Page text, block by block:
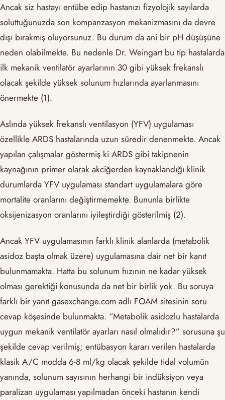
Ancak siz hastayı entübe edip hastanızı fizyolojik sayılarda
soluttuğunuzda son kompanzasyon mekanizmasını da devre
dışı bırakmış oluyorsunuz. Bu durum da ani bir pH düşüşüne
neden olabilmekte. Bu nedenle Dr. Weingart bu tip hastalarda
ilk mekanik ventilatör ayarlarının 30 gibi yüksek frekanslı
olacak şekilde yüksek solunum hızlarında ayarlanmasını
önermekte (1).
Aslında yüksek frekanslı ventilasyon (YFV) uygulaması
özellikle ARDS hastalarında uzun süredir denenmekte. Ancak
yapılan çalışmalar göstermiş ki ARDS gibi takipnenin
kaynağının primer olarak akciğerden kaynaklandığı klinik
durumlarda YFV uygulaması standart uygulamalara göre
mortalite oranlarını değiştirmemekte. Bununla birlikte
oksijenizasyon oranlarını iyileştirdiği gösterilmiş (2).
Ancak YFV uygulamasının farklı klinik alanlarda (metabolik
asidoz başta olmak üzere) uygulamasına dair net bir kanıt
bulunmamakta. Hatta bu solunum hızının ne kadar yüksek
olması gerektiği konusunda da net bir birlik yok. Bu soruya
farklı bir yanıt gasexchange.com adlı FOAM sitesinin soru
cevap köşesinde bulunmakta. “Metabolik asidozlu hastalarda
uygun mekanik ventilatör ayarları nasıl olmalıdır?” sorusuna şu
şekilde cevap verilmiş; entübasyon kararı verilen hastalarda
klasik A/C modda 6-8 ml/kg olacak şekilde tidal volumün
yanında, solunum sayısının herhangi bir indüksiyon veya
paralizan uygulaması yapılmadan önceki hastanın kendi